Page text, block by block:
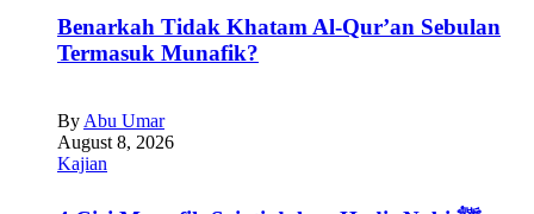
Benarkah Tidak Khatam Al-Qur’an Sebulan
Termasuk Munafik?
By Abu Umar
August 8, 2026
Kajian